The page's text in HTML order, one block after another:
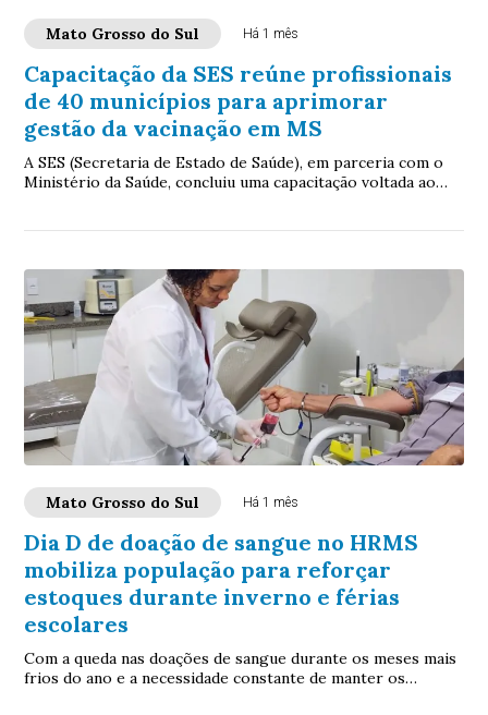
Mato Grosso do Sul Há 1 mês
Capacitação da SES reúne profissionais
de 40 municípios para aprimorar
gestão da vacinação em MS
A SES (Secretaria de Estado de Saúde), em parceria com o
Ministério da Saúde, concluiu uma capacitação voltada ao
Mato Grosso do Sul Há 1 mês
Dia D de doação de sangue no HRMS
mobiliza população para reforçar
estoques durante inverno e férias
escolares
Com a queda nas doações de sangue durante os meses mais
frios do ano e a necessidade constante de manter os